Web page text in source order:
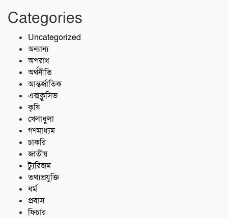
Categories
Uncategorized
অন্যান্য
অপরাধ
অর্থনীতি
আন্তর্জাতিক
এক্সক্লুসিভ
কৃষি
খেলাধুলা
গণমাধ্যম
চাকরি
জাতীয়
ট্যুরিজম
তথ্যপ্রযুক্তি
ধর্ম
প্রবাস
ফিচার